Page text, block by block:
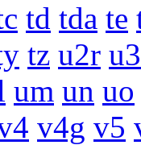
td tda te
tz u2r
um un uo
v4g v5